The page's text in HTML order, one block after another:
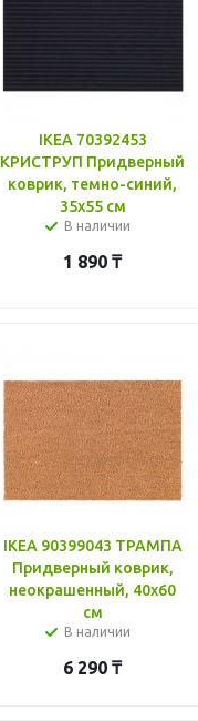
IKEA 70392453
КРИСТРУП Придверный
коврик, темно-синий,
35x55 см
В наличии
1 890 ₸
IKEA 90399043 ТРАМПА
Придверный коврик,
неокрашенный, 40x60
см
В наличии
6 290 ₸